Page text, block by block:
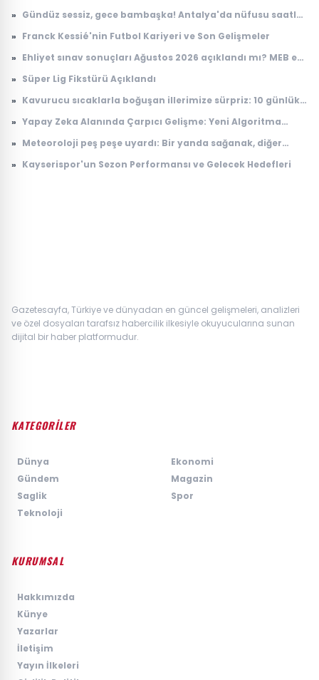
» Gündüz sessiz, gece bambaşka! Antalya'da nüfusu saatler
» Franck Kessié'nin Futbol Kariyeri ve Son Gelişmeler
» Ehliyet sınav sonuçları Ağustos 2026 açıklandı mı? MEB e-
» Süper Lig Fikstürü Açıklandı
» Kavurucu sıcaklarla boğuşan illerimize sürpriz: 10 günlük
» Yapay Zeka Alanında Çarpıcı Gelişme: Yeni Algoritma
» Meteoroloji peş peşe uyardı: Bir yanda sağanak, diğer
» Kayserispor'un Sezon Performansı ve Gelecek Hedefleri
Gazetesayfa, Türkiye ve dünyadan en güncel gelişmeleri, analizleri
ve özel dosyaları tarafsız habercilik ilkesiyle okuyucularına sunan
dijital bir haber platformudur.
KATEGORİLER
Dünya
Ekonomi
Gündem
Magazin
Saglik
Spor
Teknoloji
KURUMSAL
Hakkımızda
Künye
Yazarlar
İletişim
Yayın İlkeleri